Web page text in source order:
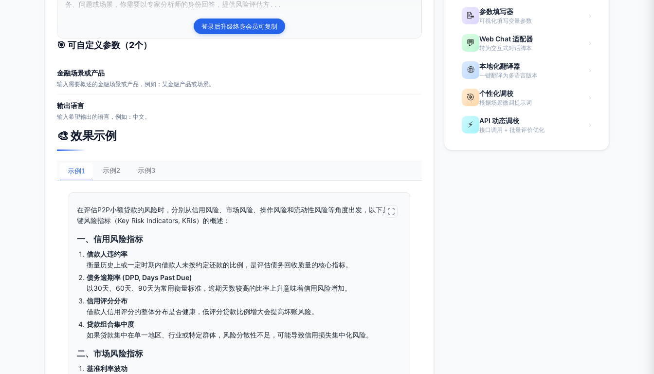
务、问题或场景，你需要以专家分析师的身份回答，提供风险评估方...
登录后升级终身会员可复制
🎯 可自定义参数（2个）
金融场景或产品
输入需要概述的金融场景或产品，例如：某金融产品或场景。
输出语言
输入希望输出的语言，例如：中文。
🎨 效果示例
示例1 示例2 示例3
在评估P2P小额贷款的风险时，分别从信用风险、市场风险、操作风险和流动性风险等角度出发，以下是关
键风险指标（Key Risk Indicators, KRIs）的概述：
一、信用风险指标
借款人违约率
衡量历史上或一定时期内借款人未按约定还款的比例，是评估债务回收质量的核心指标。
债务逾期率 (DPD, Days Past Due)
以30天、60天、90天为常用衡量标准，逾期天数较高的比率上升意味着信用风险增加。
信用评分分布
借款人信用评分的整体分布是否健康，低评分贷款比例增大会提高坏账风险。
贷款组合集中度
如果贷款集中在单一地区、行业或特定群体，风险分散性不足，可能导致信用损失集中化风险。
二、市场风险指标
基准利率波动
📝 参数填写器
可视化填写变量参数
›
💬 Web Chat 适配器
转为交互式对话脚本
›
🌐 本地化翻译器
一键翻译为多语言版本
›
🎯 个性化调校
根据场景微调提示词
›
⚡ API 动态调校
接口调用 + 批量评价优化
›